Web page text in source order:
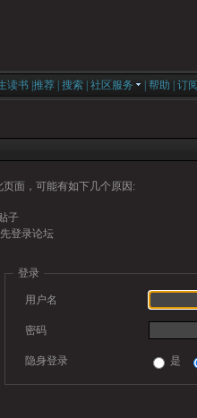
读书 推荐 搜索 社区服务 帮助 订
面，可能有如下几个原因:
子
登录论坛
登录
用户名
密码
隐身登录 是